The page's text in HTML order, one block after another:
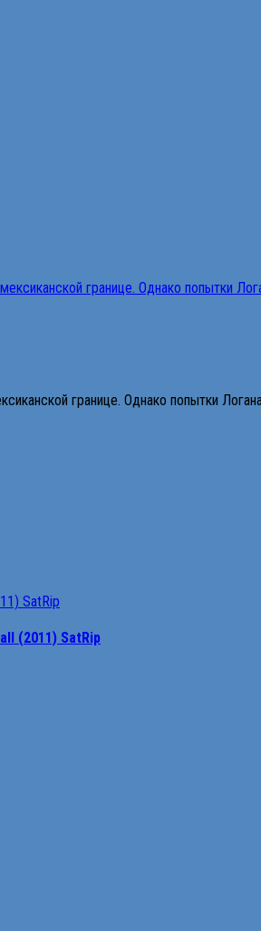
границе. Однако попытки
(2011) SatRip